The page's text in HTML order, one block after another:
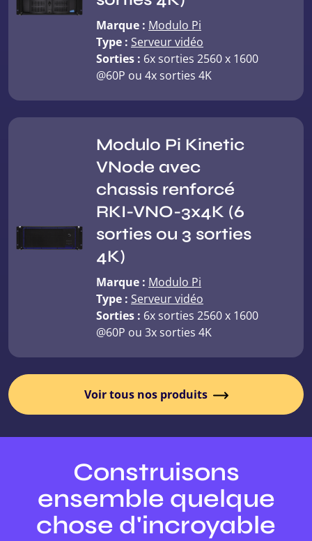
Marque : Modulo Pi
Type : Serveur vidéo
Sorties : 6x sorties 2560 x 1600
@60P ou 4x sorties 4K
Modulo Pi Kinetic
VNode avec
chassis renforcé
RKI-VNO-3x4K (6
sorties ou 3 sorties
4K)
Marque : Modulo Pi
Type : Serveur vidéo
Sorties : 6x sorties 2560 x 1600
@60P ou 3x sorties 4K
Voir tous nos produits
Construisons
ensemble quelque
chose d'incroyable